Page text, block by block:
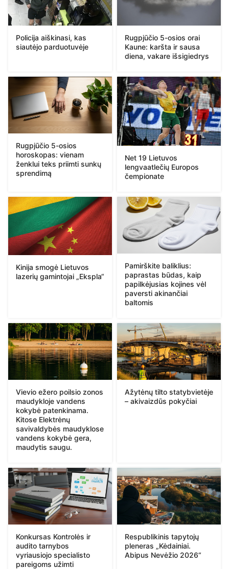
Policija aiškinasi, kas
siautėjo parduotuvėje
Rugpjūčio 5-osios orai
Kaune: karšta ir sausa
diena, vakare išsigiedrys
Rugpjūčio 5-osios
horoskopas: vienam
ženklui teks priimti sunkų
sprendimą
Net 19 Lietuvos
lengvaatlečių Europos
čempionate
Kinija smogė Lietuvos
lazerių gamintojai „Ekspla“
Pamirškite baliklius:
paprastas būdas, kaip
papilkėjusias kojines vėl
paversti akinančiai
baltomis
Vievio ežero poilsio zonos
maudykloje vandens
kokybė patenkinama.
Kitose Elektrėnų
savivaldybės maudyklose
vandens kokybė gera,
maudytis saugu.
Ažytėnų tilto statybvietėje
– akivaizdūs pokyčiai
Konkursas Kontrolės ir
audito tarnybos
vyriausiojo specialisto
pareigoms užimti
Respublikinis tapytojų
pleneras „Kėdainiai.
Abipus Nevėžio 2026“